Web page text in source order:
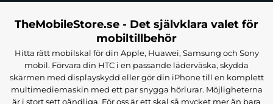
TheMobileStore.se - Det självklara valet för
mobiltillbehör
Hitta rätt mobilskal för din Apple, Huawei, Samsung och Sony
mobil. Förvara din HTC i en passande läderväska, skydda
skärmen med displayskydd eller gör din iPhone till en komplett
multimediemaskin med ett par snygga hörlurar. Möjligheterna
är i stort sett oändliga. För oss är ett skal så mycket mer än bara